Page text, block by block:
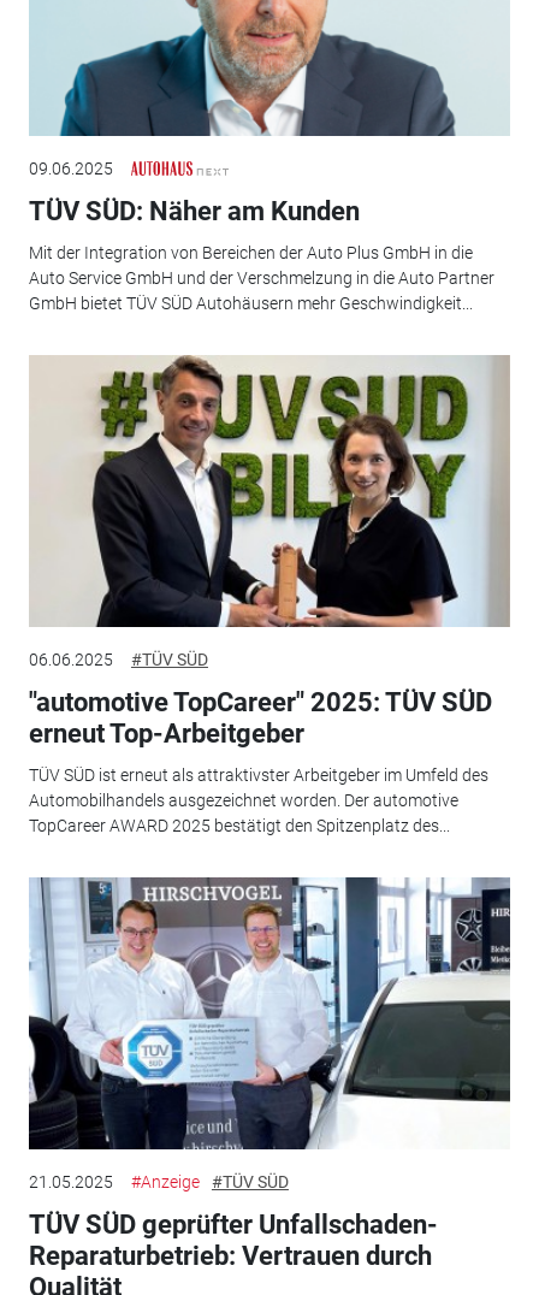
09.06.2025
TÜV SÜD: Näher am Kunden
Mit der Integration von Bereichen der Auto Plus GmbH in die
Auto Service GmbH und der Verschmelzung in die Auto Partner
GmbH bietet TÜV SÜD Autohäusern mehr Geschwindigkeit...
06.06.2025 #TÜV SÜD
"automotive TopCareer" 2025: TÜV SÜD
erneut Top-Arbeitgeber
TÜV SÜD ist erneut als attraktivster Arbeitgeber im Umfeld des
Automobilhandels ausgezeichnet worden. Der automotive
TopCareer AWARD 2025 bestätigt den Spitzenplatz des...
21.05.2025 #Anzeige #TÜV SÜD
TÜV SÜD geprüfter Unfallschaden-
Reparaturbetrieb: Vertrauen durch
Qualität